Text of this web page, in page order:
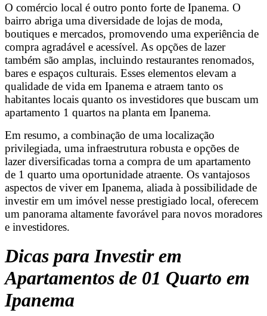
O comércio local é outro ponto forte de Ipanema. O
bairro abriga uma diversidade de lojas de moda,
boutiques e mercados, promovendo uma experiência de
compra agradável e acessível. As opções de lazer
também são amplas, incluindo restaurantes renomados,
bares e espaços culturais. Esses elementos elevam a
qualidade de vida em Ipanema e atraem tanto os
habitantes locais quanto os investidores que buscam um
apartamento 1 quartos na planta em Ipanema.
Em resumo, a combinação de uma localização
privilegiada, uma infraestrutura robusta e opções de
lazer diversificadas torna a compra de um apartamento
de 1 quarto uma oportunidade atraente. Os vantajosos
aspectos de viver em Ipanema, aliada à possibilidade de
investir em um imóvel nesse prestigiado local, oferecem
um panorama altamente favorável para novos moradores
e investidores.
Dicas para Investir em
Apartamentos de 01 Quarto em
Ipanema